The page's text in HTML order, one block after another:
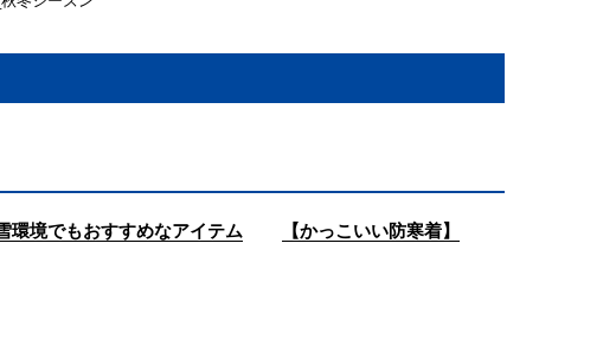
環境でもおすすめなアイテム 【かっこいい防寒着】